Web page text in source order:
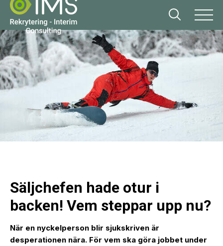
Säljchefen hade otur i
backen! Vem steppar upp nu?
När en nyckelperson blir sjukskriven är
desperationen nära. För vem ska göra jobbet under